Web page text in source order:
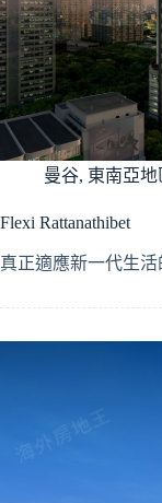
曼谷, 東南亞地
Flexi Rattanathibet
真正適應新一代生